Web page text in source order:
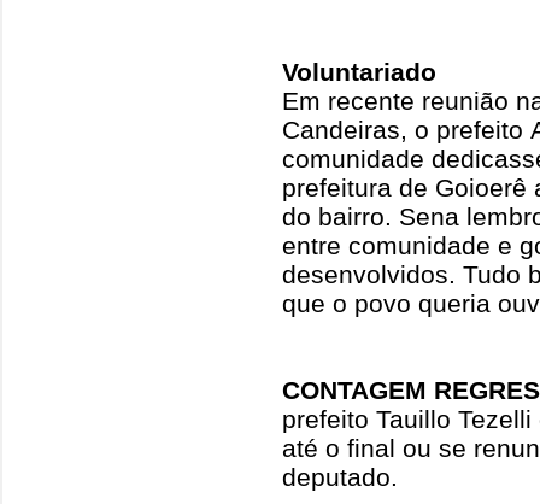
Voluntariado
Em recente reunião
Candeiras, o prefeito
comunidade
prefeitura de Goioerê
do bairro. Sena
entre comunidade e
desenvolvidos. Tudo
que o povo queria
CONTAGEM
prefeito Tauillo
até o final ou se
deputado.